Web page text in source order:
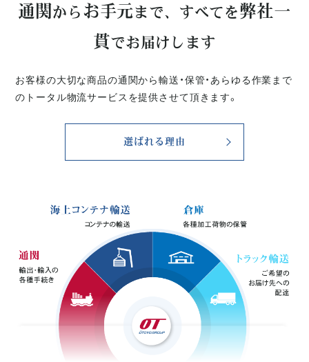
通関から お手元まで、 すべてを弊社一
貫でお届けします
お客様の大切な商品の通関から輸送・保管・あらゆる作業まで
のトータル物流サービスを提供させて頂きます。
選ばれる理由